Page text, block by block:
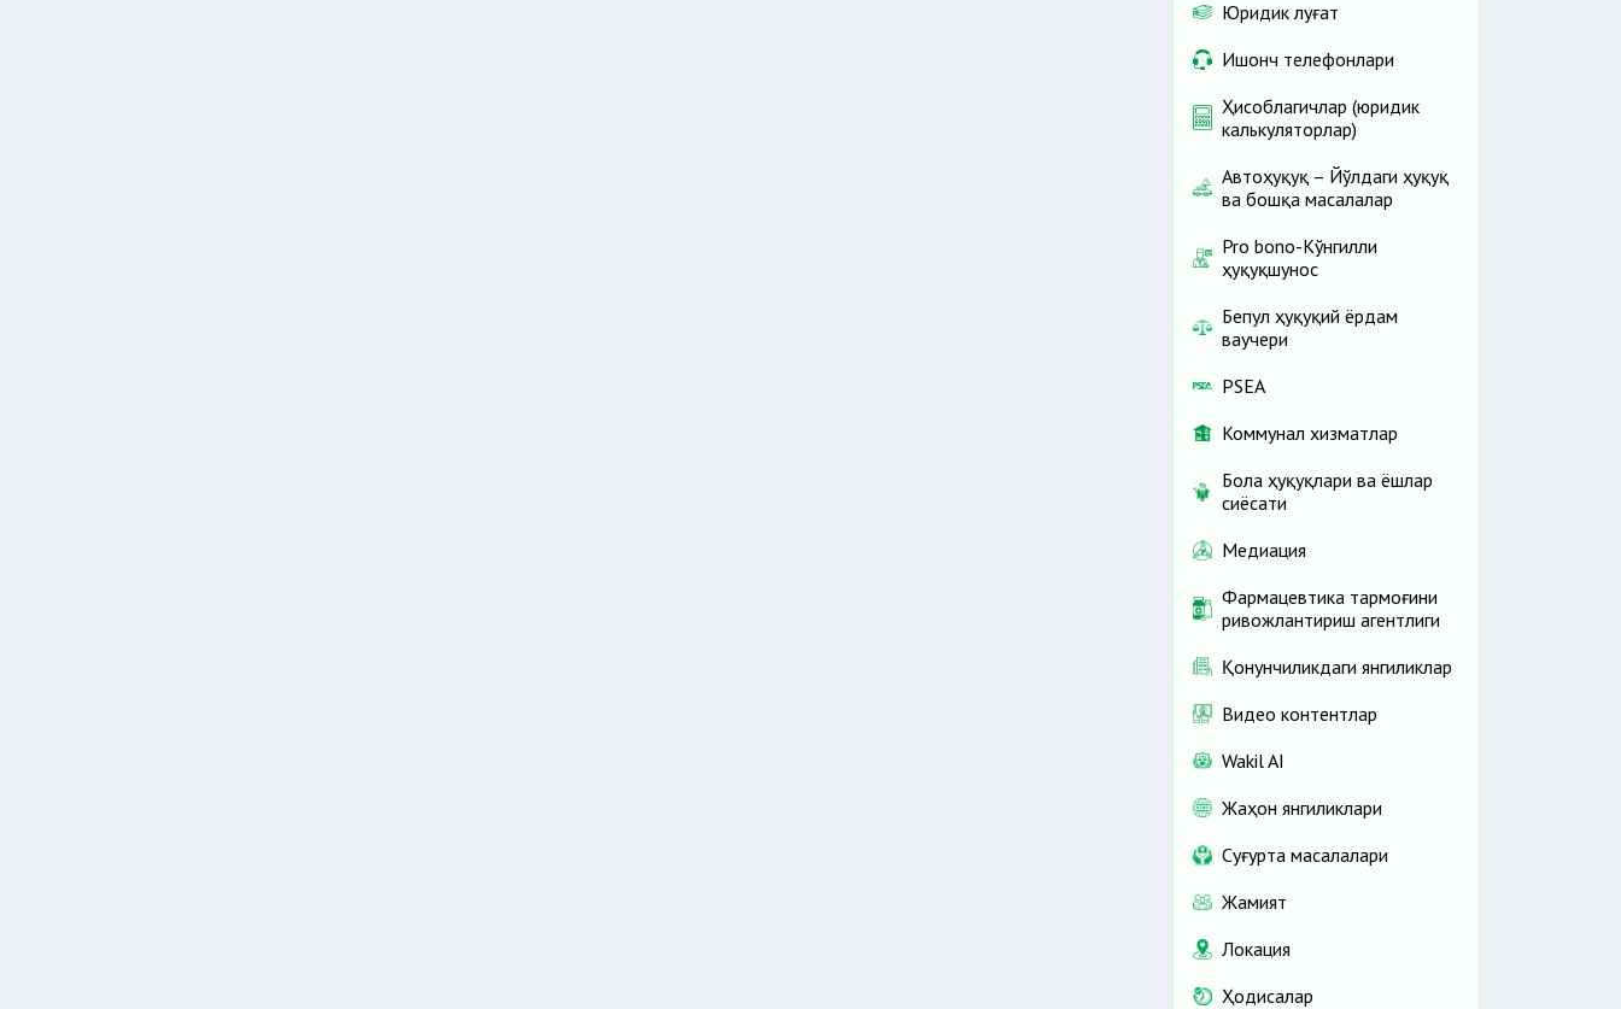
Юридик луғат
Ишонч телефонлари
Ҳисоблагичлар (юридик
калькуляторлар)
Автоҳуқуқ – Йўлдаги ҳуқуқ
ва бошқа масалалар
Pro bono-Кўнгилли
ҳуқуқшунос
Бепул ҳуқуқий ёрдам
ваучери
PSEA
Коммунал хизматлар
Бола ҳуқуқлари ва ёшлар
сиёсати
Медиация
Фармацевтика тармоғини
ривожлантириш агентлиги
Қонунчиликдаги янгиликлар
Видео контентлар
Wakil AI
Жаҳон янгиликлари
Cуғурта масалалари
Жамият
Локация
Ҳодисалар